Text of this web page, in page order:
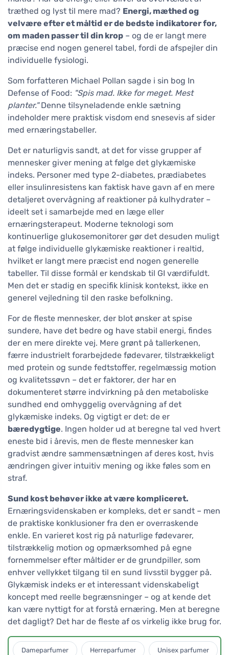
træthed og lyst til mere mad? Energi, mæthed og
velvære efter et måltid er de bedste indikatorer for,
om maden passer til din krop – og de er langt mere
præcise end nogen generel tabel, fordi de afspejler din
individuelle fysiologi.
Som forfatteren Michael Pollan sagde i sin bog In
Defense of Food: "Spis mad. Ikke for meget. Mest
planter."Denne tilsyneladende enkle sætning
indeholder mere praktisk visdom end snesevis af sider
med ernæringstabeller.
Det er naturligvis sandt, at det for visse grupper af
mennesker giver mening at følge det glykæmiske
indeks. Personer med type 2-diabetes, prædiabetes
eller insulinresistens kan faktisk have gavn af en mere
detaljeret overvågning af reaktioner på kulhydrater –
ideelt set i samarbejde med en læge eller
ernæringsterapeut. Moderne teknologi som
kontinuerlige glukosemonitorer gør det desuden muligt
at følge individuelle glykæmiske reaktioner i realtid,
hvilket er langt mere præcist end nogen generelle
tabeller. Til disse formål er kendskab til GI værdifuldt.
Men det er stadig en specifik klinisk kontekst, ikke en
generel vejledning til den raske befolkning.
For de fleste mennesker, der blot ønsker at spise
sundere, have det bedre og have stabil energi, findes
der en mere direkte vej. Mere grønt på tallerkenen,
færre industrielt forarbejdede fødevarer, tilstrækkeligt
med protein og sunde fedtstoffer, regelmæssig motion
og kvalitetssøvn – det er faktorer, der har en
dokumenteret større indvirkning på den metaboliske
sundhed end omhyggelig overvågning af det
glykæmiske indeks. Og vigtigt er det: de er
bæredygtige. Ingen holder ud at beregne tal ved hvert
eneste bid i årevis, men de fleste mennesker kan
gradvist ændre sammensætningen af deres kost, hvis
ændringen giver intuitiv mening og ikke føles som en
straf.
Sund kost behøver ikke at være kompliceret.
Ernæringsvidenskaben er kompleks, det er sandt – men
de praktiske konklusioner fra den er overraskende
enkle. En varieret kost rig på naturlige fødevarer,
tilstrækkelig motion og opmærksomhed på egne
fornemmelser efter måltider er de grundpiller, som
enhver vellykket tilgang til en sund livsstil bygger på.
Glykæmisk indeks er et interessant videnskabeligt
koncept med reelle begrænsninger – og at kende det
kan være nyttigt for at forstå ernæring. Men at beregne
det dagligt? Det har de fleste af os virkelig ikke brug for.
Dameparfumer Herreparfumer Unisex parfumer